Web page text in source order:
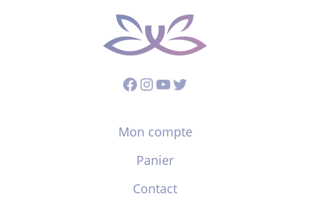
Facebook
Instagram
YouTube
Twitter
Mon compte
Panier
Contact